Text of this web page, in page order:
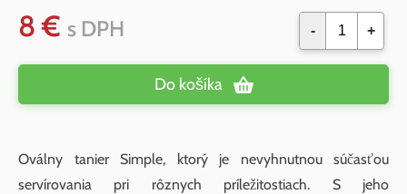
8 € s DPH - +
Do košíka
Oválny tanier Simple, ktorý je nevyhnutnou súčasťou
servírovania pri rôznych príležitostiach. S jeho